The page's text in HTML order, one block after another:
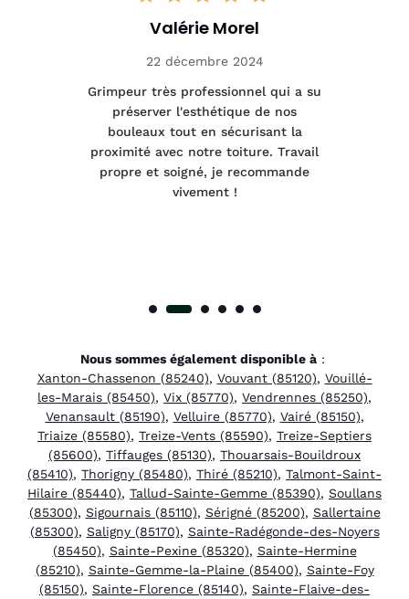
Valérie Morel
22 décembre 2024
Grimpeur très professionnel qui a su
préserver l'esthétique de nos
bouleaux tout en sécurisant la
proximité avec notre toiture. Travail
propre et soigné, je recommande
vivement !
Nous sommes également disponible à:
Xanton-Chassenon (85240), Vouvant (85120), Vouillé-
les-Marais (85450), Vix (85770), Vendrennes (85250),
Venansault (85190), Velluire (85770), Vairé (85150),
Triaize (85580), Treize-Vents (85590), Treize-Septiers
(85600), Tiffauges (85130), Thouarsais-Bouildroux
(85410), Thorigny (85480), Thiré (85210), Talmont-Saint-
Hilaire (85440), Tallud-Sainte-Gemme (85390), Soullans
(85300), Sigournais (85110), Sérigné (85200), Sallertaine
(85300), Saligny (85170), Sainte-Radégonde-des-Noyers
(85450), Sainte-Pexine (85320), Sainte-Hermine
(85210), Sainte-Gemme-la-Plaine (85400), Sainte-Foy
(85150), Sainte-Florence (85140), Sainte-Flaive-des-